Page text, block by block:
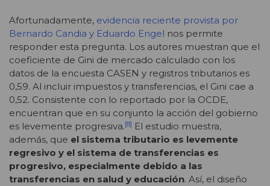
Afortunadamente, evidencia reciente provista por
Bernardo Candia y Eduardo Engel nos permite
responder esta pregunta. Los autores muestran que el
coeficiente de Gini de mercado calculado con los
datos de la encuesta CASEN y registros tributarios es
0,59. Al incluir impuestos y transferencias, el Gini cae a
0,52. Consistente con lo reportado por la OCDE,
encuentran que en su conjunto la acción del gobierno
es levemente progresiva.[8] El estudio muestra,
además, que el sistema tributario es levemente
regresivo y el sistema de transferencias es
progresivo, especialmente debido a las
transferencias en salud y educación. Así, el diseño